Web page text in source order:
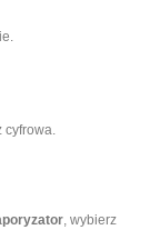
cyfrowa.
, wybierz